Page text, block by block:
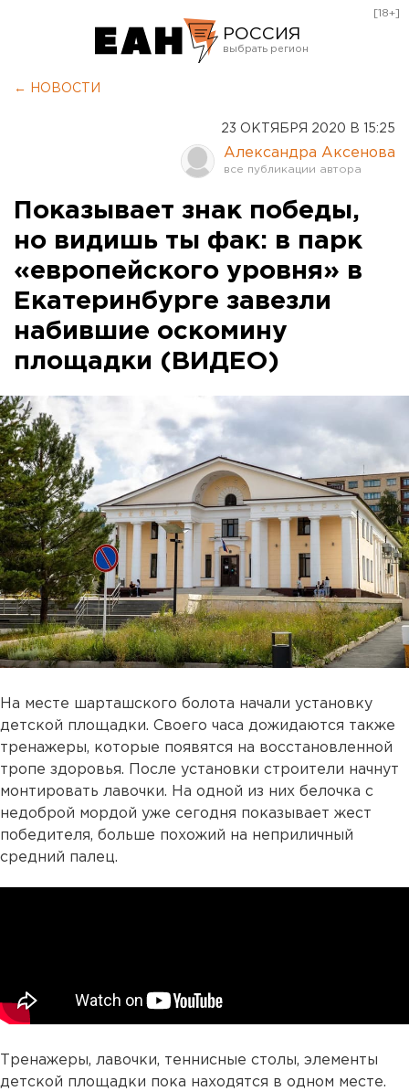
РОССИЯ
Оренбург
[18+]
← НОВОСТИ
23 ОКТЯБРЯ 2020 В 15:25
Александра Аксенова
Показывает знак победы,
но видишь ты фак: в парк
«европейского уровня» в
Екатеринбурге завезли
набившие оскомину
площадки (ВИДЕО)
На месте шарташского болота начали установку
детской площадки. Своего часа дожидаются также
тренажеры, которые появятся на восстановленной
тропе здоровья. После установки строители начнут
монтировать лавочки. На одной из них белочка с
недоброй мордой уже сегодня показывает жест
победителя, больше похожий на неприличный
средний палец.
Тренажеры, лавочки, теннисные столы, элементы
детской площадки пока находятся в одном месте.